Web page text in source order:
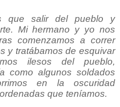
que salir del pueblo y
Mi hermano y yo nos
comenzamos a correr
y tratábamos de esquivar
ilesos del pueblo,
como algunos soldados
en la oscuridad
que teníamos.